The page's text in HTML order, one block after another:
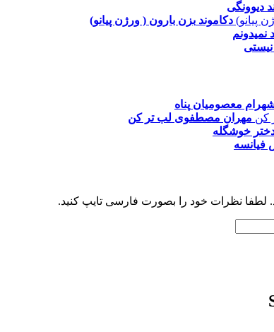
دیوونگی
دکاموند بزن بارون ( ورژن پیانو)
نمیدونم
نیستی
معصومیان پناه
مهران مصطفوی لب تر کن
خوشگله
فیانسه
لطفا نظرات خود را بصورت فارسی تایپ کنید.